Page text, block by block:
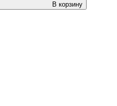
В корзину